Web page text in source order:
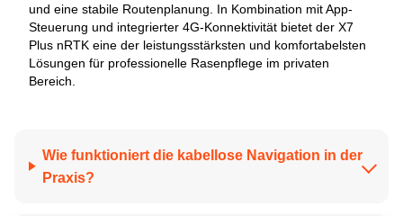
und eine stabile Routenplanung. In Kombination mit App-
Steuerung und integrierter 4G-Konnektivität bietet der X7
Plus nRTK eine der leistungsstärksten und komfortabelsten
Lösungen für professionelle Rasenpflege im privaten
Bereich.
Wie funktioniert die kabellose Navigation in der
Praxis?